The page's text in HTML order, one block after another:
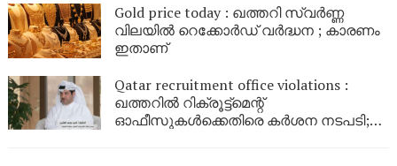
അറിഞ്ഞിരിക്കേണ്ട വിവരങ്ങൾ
Gold price today : ഖത്തറി സ്വർണ്ണ
വിലയിൽ റെക്കോർഡ് വർദ്ധന ; കാരണം
ഇതാണ്
Qatar recruitment office violations :
ഖത്തറിൽ റിക്രൂട്ട്‌മെന്റ്
ഓഫീസുകൾക്കെതിരെ കർശന നടപടി;